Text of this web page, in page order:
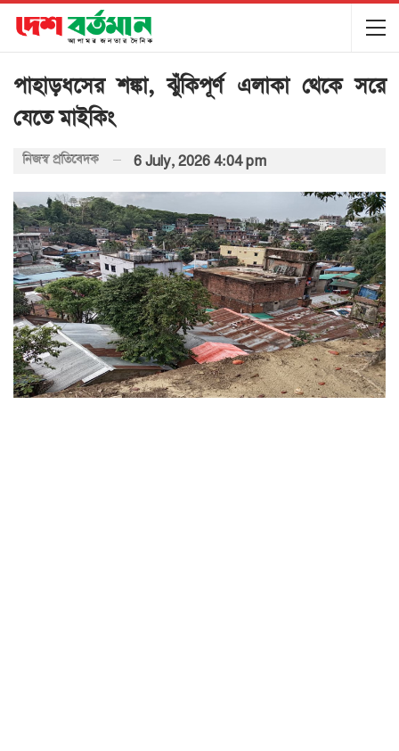
পাহাড়ধসের শঙ্কা, ঝুঁকিপূর্ণ এলাকা থেকে সরে
যেতে মাইকিং
নিজস্ব প্রতিবেদক 6 July, 2026 4:04 pm